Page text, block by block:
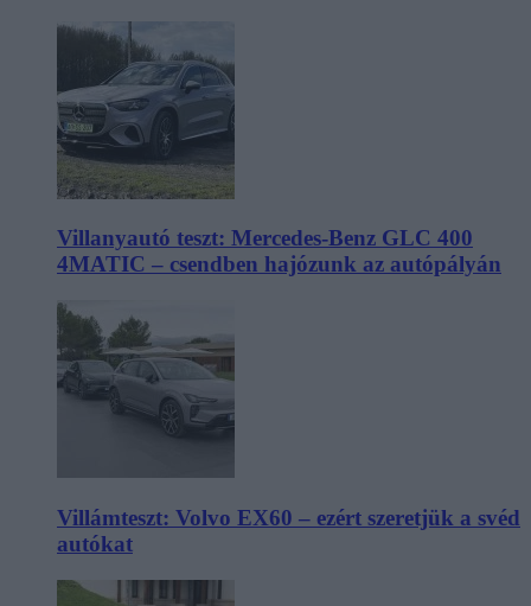
Villanyautó teszt: Mercedes-Benz GLC 400
4MATIC – csendben hajózunk az autópályán
Villámteszt: Volvo EX60 – ezért szeretjük a svéd
autókat